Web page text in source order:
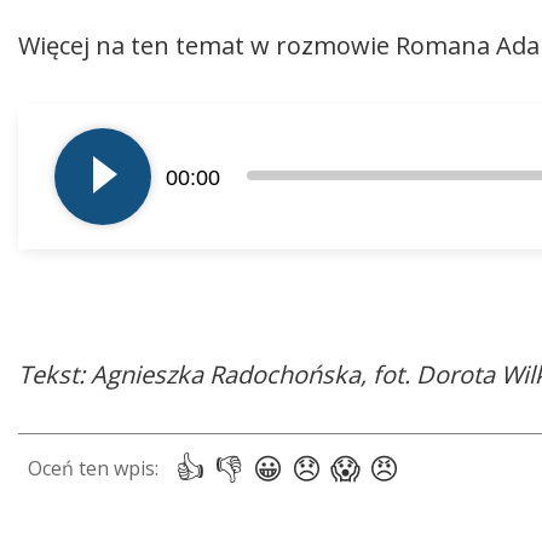
Więcej na ten temat w rozmowie Romana
plików
dźwiękowych
00:00
Tekst: Agnieszka Radochońska, fot. Dorota